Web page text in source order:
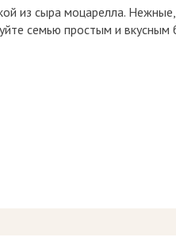
из сыра моцарелла.
семью простым и